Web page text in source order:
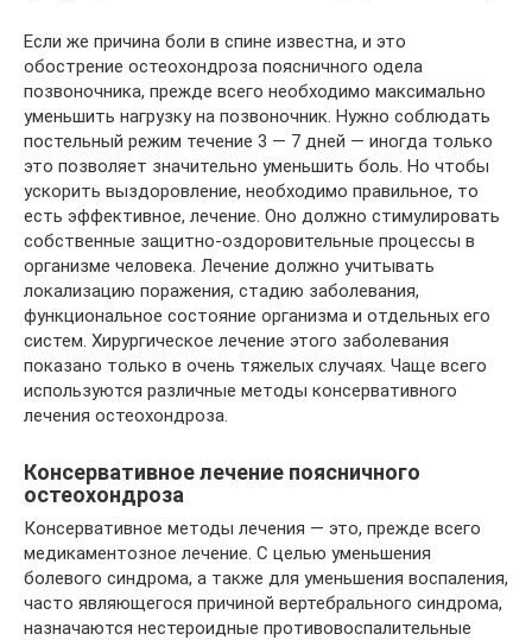
Если же причина боли в спине известна, и это
обострение остеохондроза поясничного одела
позвоночника, прежде всего необходимо максимально
уменьшить нагрузку на позвоночник. Нужно соблюдать
постельный режим течение 3 — 7 дней — иногда только
это позволяет значительно уменьшить боль. Но чтобы
ускорить выздоровление, необходимо правильное, то
есть эффективное, лечение. Оно должно стимулировать
собственные защитно-оздоровительные процессы в
организме человека. Лечение должно учитывать
локализацию поражения, стадию заболевания,
функциональное состояние организма и отдельных его
систем. Хирургическое лечение этого заболевания
показано только в очень тяжелых случаях. Чаще всего
используются различные методы консервативного
лечения остеохондроза.
Консервативное лечение поясничного
остеохондроза
Консервативное методы лечения — это, прежде всего
медикаментозное лечение. С целью уменьшения
болевого синдрома, а также для уменьшения воспаления,
часто являющегося причиной вертебрального синдрома,
назначаются нестероидные противовоспалительные